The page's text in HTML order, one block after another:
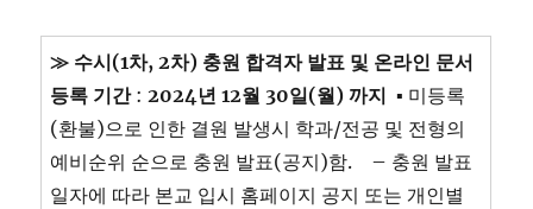
≫ 수시(1차, 2차) 충원 합격자 발표 및 온라인 문서
등록 기간:2024년 12월 30일(월) 까지 ▪ 미등록
(환불)으로 인한 결원 발생시 학과/전공 및 전형의
예비순위 순으로 충원 발표(공지)함. – 충원 발표
일자에 따라 본교 입시 홈페이지 공지 또는 개인별